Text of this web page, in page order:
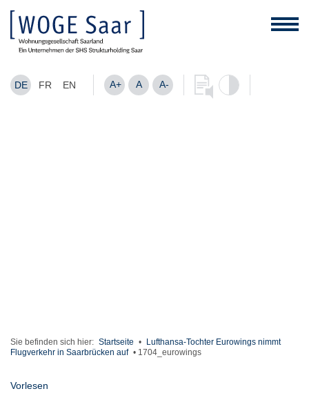
DE FR EN A+ A A-
Sie befinden sich hier: Startseite •
Lufthansa-Tochter Eurowings nimmt
Flugverkehr in Saarbrücken auf • 1704_eurowings
Vorlesen